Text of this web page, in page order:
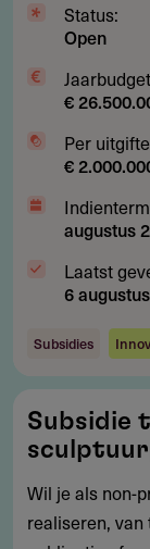
Status:
Open
€
Per uitgifte
€
augustus
Laatst
6
Subsidies
tot
£
20.000
voor
Subsidie
Wil je als non-
realiseren,